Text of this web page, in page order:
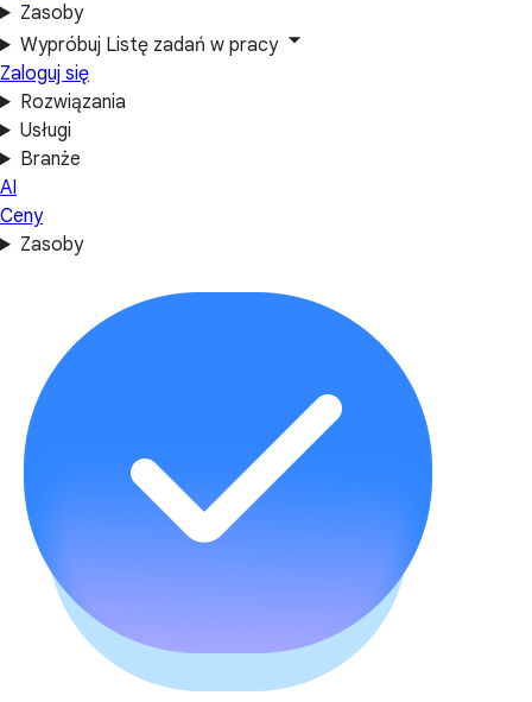
Zasoby
Wypróbuj Listę zadań w pracy
Zaloguj się
Rozwiązania
Usługi
Branże
AI
Ceny
Zasoby